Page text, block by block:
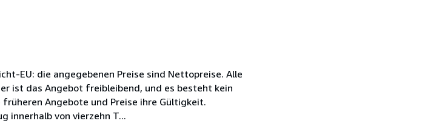
EU: die angegebenen Preise sind Nettopreise. Alle
ist das Angebot freibleibend, und es besteht kein
Angebote und Preise ihre Gültigkeit.
innerhalb von vierzehn T...